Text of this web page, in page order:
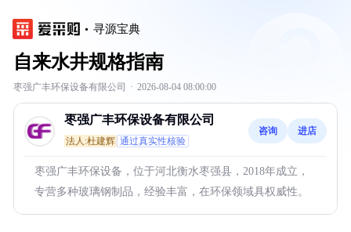
寻源宝典
自来水井规格指南
枣强广丰环保设备有限公司 · 2026-08-04 08:00:00
枣强广丰环保设备有限公司
法人:杜建辉 通过真实性核验
咨询 进店
枣强广丰环保设备，位于河北衡水枣强县，2018年成立，
专营多种玻璃钢制品，经验丰富，在环保领域具权威性。